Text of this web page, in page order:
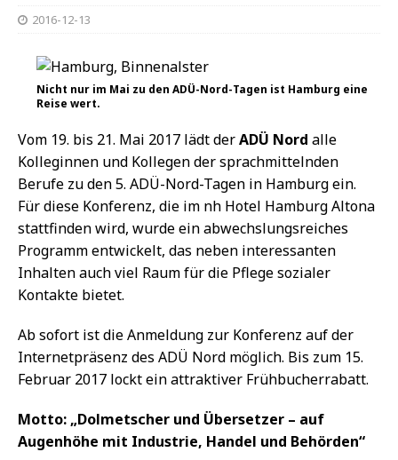
2016-12-13
Nicht nur im Mai zu den ADÜ-Nord-Tagen ist Hamburg eine
Reise wert.
Vom 19. bis 21. Mai 2017 lädt derADÜ Nord alle
Kolleginnen und Kollegen der sprachmittelnden
Berufe zu den 5. ADÜ-Nord-Tagen in Hamburg ein.
Für diese Konferenz, die im nh Hotel Hamburg Altona
stattfinden wird, wurde ein abwechslungsreiches
Programm entwickelt, das neben interessanten
Inhalten auch viel Raum für die Pflege sozialer
Kontakte bietet.
Ab sofort ist die Anmeldung zur Konferenz auf der
Internetpräsenz des ADÜ Nord möglich. Bis zum 15.
Februar 2017 lockt ein attraktiver Frühbucherrabatt.
Motto: „Dolmetscher und Übersetzer – auf
Augenhöhe mit Industrie, Handel und Behörden“